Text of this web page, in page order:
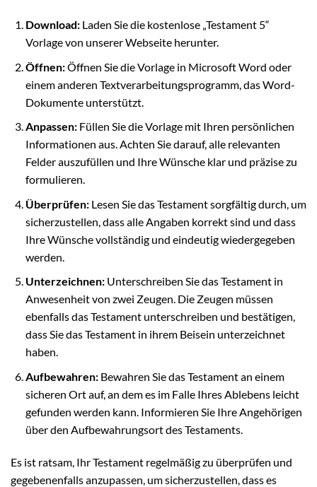
Download:Laden Sie die kostenlose „Testament 5“
Vorlage von unserer Webseite herunter.
Öffnen:Öffnen Sie die Vorlage in Microsoft Word oder
einem anderen Textverarbeitungsprogramm, das Word-
Dokumente unterstützt.
Anpassen:Füllen Sie die Vorlage mit Ihren persönlichen
Informationen aus. Achten Sie darauf, alle relevanten
Felder auszufüllen und Ihre Wünsche klar und präzise zu
formulieren.
Überprüfen:Lesen Sie das Testament sorgfältig durch, um
sicherzustellen, dass alle Angaben korrekt sind und dass
Ihre Wünsche vollständig und eindeutig wiedergegeben
werden.
Unterzeichnen:Unterschreiben Sie das Testament in
Anwesenheit von zwei Zeugen. Die Zeugen müssen
ebenfalls das Testament unterschreiben und bestätigen,
dass Sie das Testament in ihrem Beisein unterzeichnet
haben.
Aufbewahren:Bewahren Sie das Testament an einem
sicheren Ort auf, an dem es im Falle Ihres Ablebens leicht
gefunden werden kann. Informieren Sie Ihre Angehörigen
über den Aufbewahrungsort des Testaments.
Es ist ratsam, Ihr Testament regelmäßig zu überprüfen und
gegebenenfalls anzupassen, um sicherzustellen, dass es